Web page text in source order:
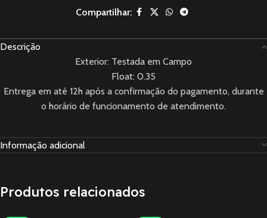
Compartilhar:
Descrição
Exterior: Testada em Campo
Float: 0.35
Entrega em até 12h após a confirmação do pagamento, durante
o horário de funcionamento de atendimento.
Informação adicional
Produtos relacionados